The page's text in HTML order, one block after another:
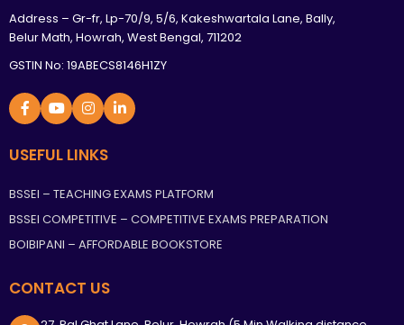
Address – Gr-fr, Lp-70/9, 5/6, Kakeshwartala Lane, Bally,
Belur Math, Howrah, West Bengal, 711202
GSTIN No: 19ABECS8146H1ZY
USEFUL LINKS
BSSEI – TEACHING EXAMS PLATFORM
BSSEI COMPETITIVE – COMPETITIVE EXAMS PREPARATION
BOIBIPANI – AFFORDABLE BOOKSTORE
CONTACT US